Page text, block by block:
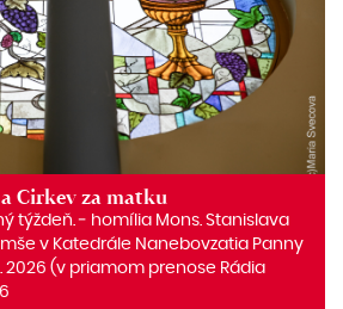
Cirkev za matku
týždeň. ‒ homília Mons. Stanislava
v Katedrále Nanebovzatia Panny
2026 (v priamom prenose Rádia